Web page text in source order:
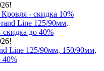
- скидка 10%
Line 125/90мм, 150/90мм,
40%